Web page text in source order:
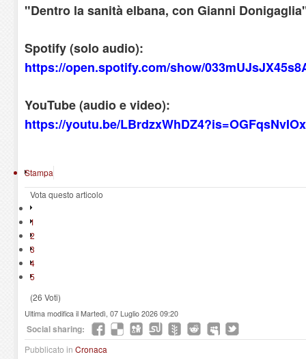
"Dentro la sanità elbana, con Gianni
Spotify (solo audio):
https://open.spotify.com/show/
YouTube (audio e video):
https://youtu.be/
Stampa
Vota questo articolo
1
2
3
4
5
(26 Voti)
Ultima modifica il Martedì, 07 Luglio 2026 09:20
Social sharing:
Pubblicato in Cronaca